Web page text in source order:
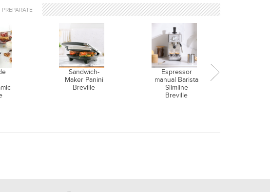
Sandwich-
Maker Panini
Breville
Espressor
manual Barista
Slimline
Breville